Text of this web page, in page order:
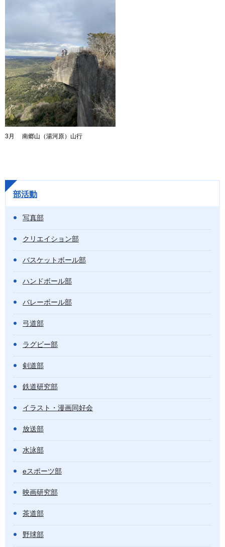
3月 南郷山（湯河原）山行
部活動
写真部
クリエイション部
バスケットボール部
ハンドボール部
バレーボール部
弓道部
ラグビー部
剣道部
鉄道研究部
イラスト・漫画同好会
放送部
水泳部
eスポーツ部
映画研究部
茶道部
野球部